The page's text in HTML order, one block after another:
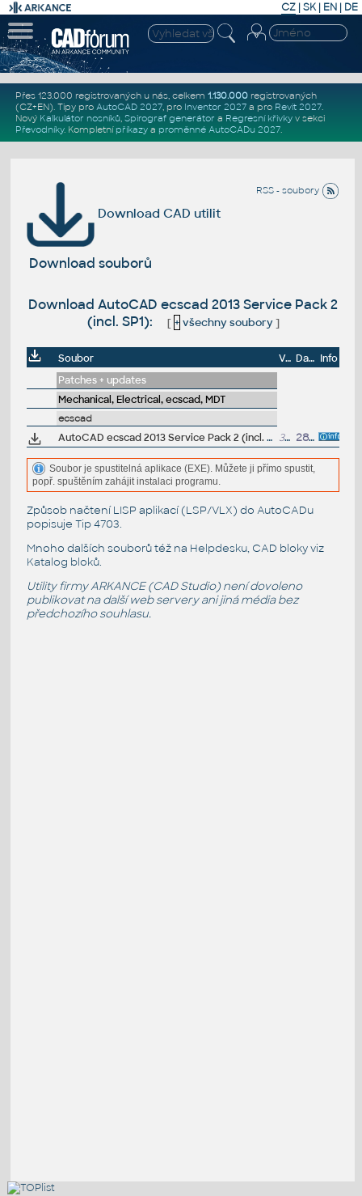
CZ | SK| EN | DE
Přes 123.000 registrovaných u nás, celkem 1.130.000registrovaných
(CZ+EN). Tipy pro AutoCAD 2027, pro Inventor 2027a pro Revit 2027.
Nový Kalkulátor nosníků, Spirograf generátor a Regresní křivkyv sekci
Převodníky. Kompletní příkazya proměnné AutoCADu 2027.
RSS - soubory
Download CAD utilit
Download souborů
Download AutoCAD ecscad 2013 Service Pack 2
(incl. SP1):
[ + všechny soubory]
Soubor Velikost Datum Info
Patches + updates
Mechanical, Electrical, ecscad, MDT
ecscad
AutoCAD ecscad 2013 Service Pack 2 (incl. SP1) 34MB 28.5.2013
Soubor je spustitelná aplikace (EXE). Můžete ji přímo spustit,
popř. spuštěním zahájit instalaci programu.
Způsob načtení LISP aplikací (LSP/VLX) do AutoCADu
popisuje Tip 4703.
Mnoho dalších souborů též na Helpdesku, CAD bloky viz
Katalog bloků.
Utility firmy ARKANCE (CAD Studio) není dovoleno
publikovat na další web servery ani jiná média bez
předchozího souhlasu.